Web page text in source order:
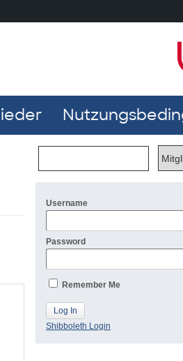
Username
Password
Remember Me
Shibboleth Login